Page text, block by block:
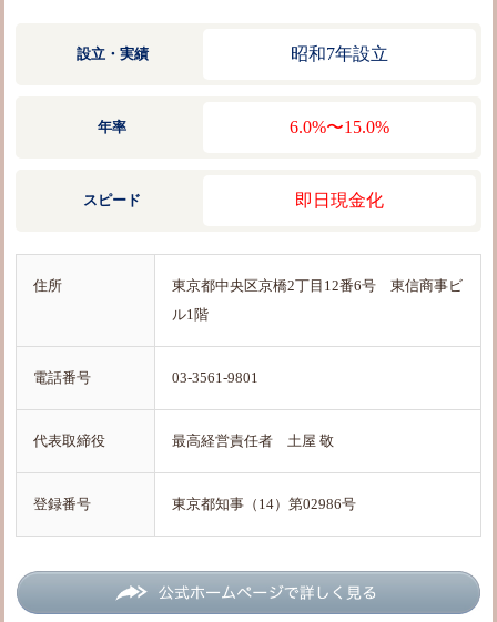
設立・実績 昭和7年設立
年率 6.0%〜15.0%
スピード 即日現金化
住所
東京都中央区京橋2丁目12番6号 東信商事ビ
ル1階
電話番号 03-3561-9801
代表取締役 最高経営責任者 土屋 敬
登録番号 東京都知事（14）第02986号